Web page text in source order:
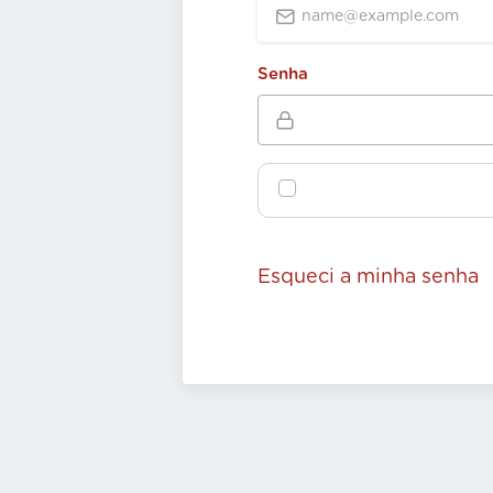
Senha
Esqueci a minha senha